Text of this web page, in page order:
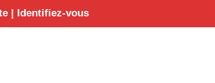
| Identifiez-vous